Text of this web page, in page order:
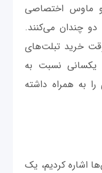
ماوس اختصاصی
چندان می‌کنند.
خرید تبلت‌های
یکسانی نسبت به
به همراه داشته
اشاره کردیم، یک